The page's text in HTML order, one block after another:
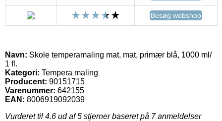
Besøg webshop
Navn: Skole temperamaling mat, mat, primær blå, 1000 ml/
1 fl.
Kategori: Tempera maling
Producent: 90151715
Varenummer: 642155
EAN: 8006919092039
Vurderet til 4.6 ud af 5 stjerner baseret på 7anmeldelser